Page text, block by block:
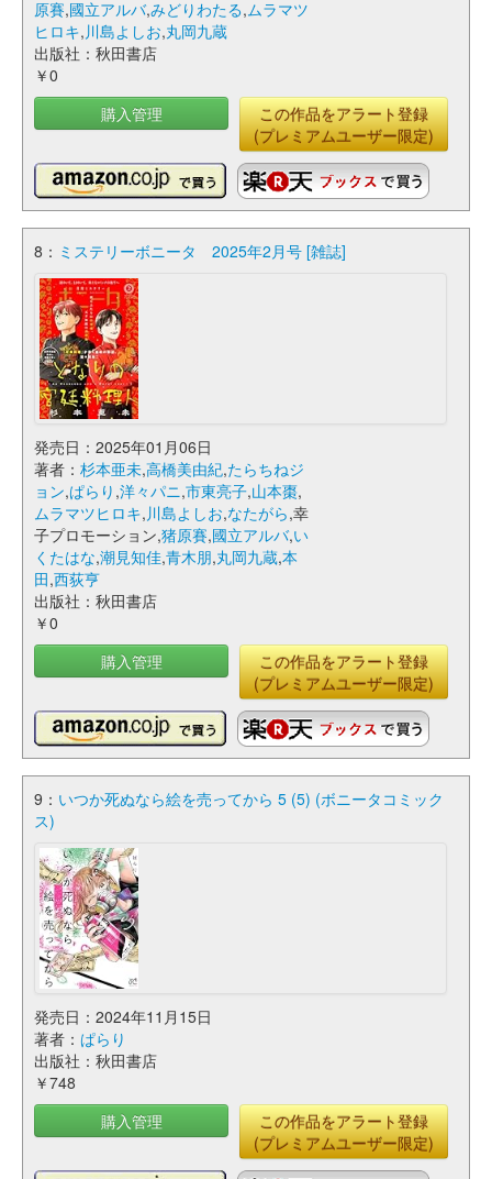
原賽,國立アルバ,みどりわたる,ムラマツ
ヒロキ,川島よしお,丸岡九蔵
出版社：秋田書店
￥0
購入管理
この作品をアラート登録
(プレミアムユーザー限定)
8： ミステリーボニータ 2025年2月号 [雑誌]
発売日：2025年01月06日
著者： 杉本亜未,高橋美由紀,たらちねジ
ョン,ぱらり ,洋々パニ,市東亮子,山本棗,
ムラマツヒロキ,川島よしお,なたがら,幸
子プロモーション,猪原賽,國立アルバ,い
くたはな,潮見知佳,青木朋,丸岡九蔵,本
田,西荻亨
出版社：秋田書店
￥0
購入管理
この作品をアラート登録
(プレミアムユーザー限定)
9： いつか死ぬなら絵を売ってから 5 (5) (ボニータコミック
ス)
発売日：2024年11月15日
著者： ぱらり
出版社：秋田書店
￥748
購入管理
この作品をアラート登録
(プレミアムユーザー限定)